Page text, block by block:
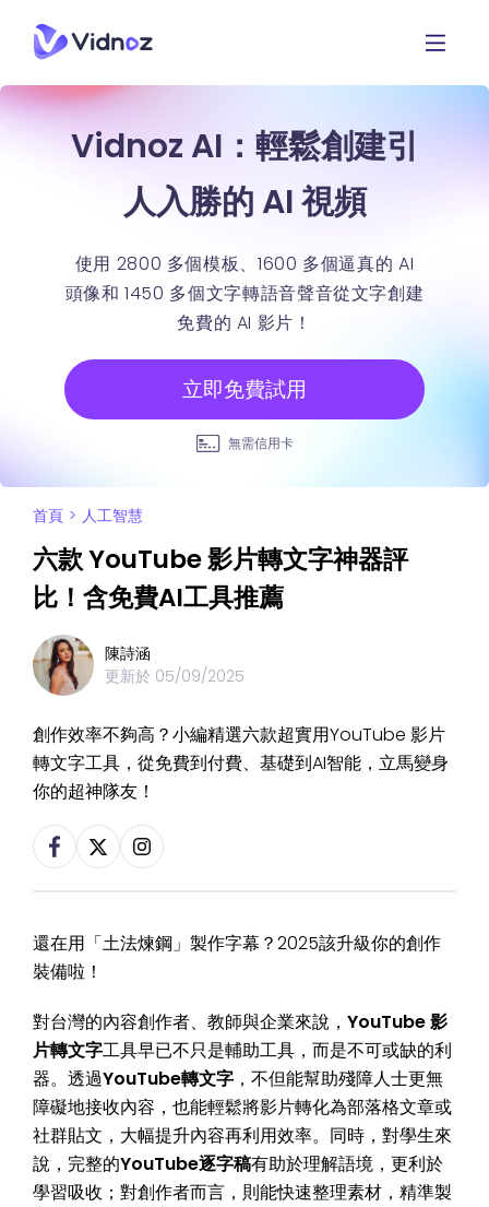
Vidnoz AI：輕鬆創建引
人入勝的 AI 視頻
使用 2800 多個模板、1600 多個逼真的 AI
頭像和 1450 多個文字轉語音聲音從文字創建
免費的 AI 影片！
立即免費試用
無需信用卡
首頁 > 人工智慧
六款 YouTube 影片轉文字神器評
比！含免費AI工具推薦
陳詩涵
更新於 05/09/2025
創作效率不夠高？小編精選六款超實用YouTube 影片
轉文字工具，從免費到付費、基礎到AI智能，立馬變身
你的超神隊友！
還在用「土法煉鋼」製作字幕？2025該升級你的創作
裝備啦！
對台灣的內容創作者、教師與企業來說， YouTube 影
片轉文字工具早已不只是輔助工具，而是不可或缺的利
器。透過YouTube轉文字 ，不但能幫助殘障人士更無
障礙地接收內容，也能輕鬆將影片轉化為部落格文章或
社群貼文，大幅提升內容再利用效率。同時，對學生來
說，完整的YouTube逐字稿有助於理解語境，更利於
學習吸收；對創作者而言，則能快速整理素材，精準製